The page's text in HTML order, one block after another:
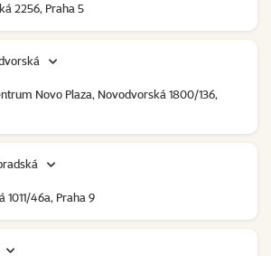
2256, Praha 5
Novo Plaza, Novodvorská 1800/136,
1011/46a, Praha 9